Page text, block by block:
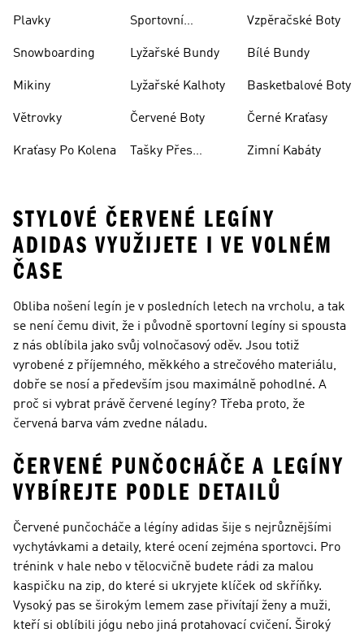
Plavky
Snowboarding
Mikiny
Větrovky
Kraťasy Po Kolena
Sportovní
Lyžařské Bundy
Lyžařské Kalhoty
Červené Boty
Tašky Přes
Vzpěračské Boty
Bílé Bundy
Basketbalové Boty
Černé Kraťasy
Zimní Kabáty
STYLOVÉ ČERVENÉ LEGÍNY
ADIDAS VYUŽIJETE I VE VOLNÉM
ČASE
Obliba nošení legín je v posledních letech na vrcholu, a tak
se není čemu divit, že i původně sportovní legíny si spousta
z nás oblíbila jako svůj volnočasový oděv. Jsou totiž
vyrobené z příjemného, měkkého a strečového materiálu,
dobře se nosí a především jsou maximálně pohodlné. A
proč si vybrat právě červené legíny? Třeba proto, že
červená barva vám zvedne náladu.
ČERVENÉ PUNČOCHÁČE A LEGÍNY
VYBÍREJTE PODLE DETAILŮ
Červené punčocháče a légíny adidas šije s nejrůznějšími
vychytávkami a detaily, které ocení zejména sportovci. Pro
trénink v hale nebo v tělocvičně budete rádi za malou
kaspičku na zip, do které si ukryjete klíček od skříňky.
Vysoký pas se širokým lemem zase přivítají ženy a muži,
kteří si oblíbili jógu nebo jiná protahovací cvičení. Široký